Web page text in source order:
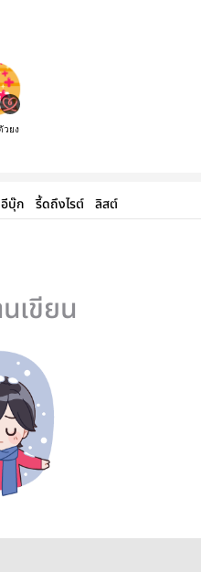
วยง
อีบุ๊ก รี้ดถึงไรต์ ลิสต์
เขียน